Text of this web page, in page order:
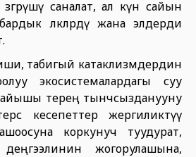
саналат, ал күн сайын
өлкөлөрдү жана элдерди
табигый катаклизмдердин
экосистемалардагы суу
терең тынчсызданууну
кесепеттер жергиликтүү
коркунуч туудурат,
жогорулашына,